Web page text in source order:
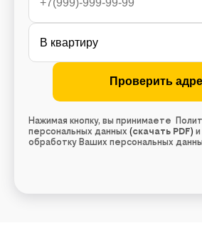
Нажимая кнопку, вы принимаете
персональных данных (скачать PDF)
обработку Ваших персональных